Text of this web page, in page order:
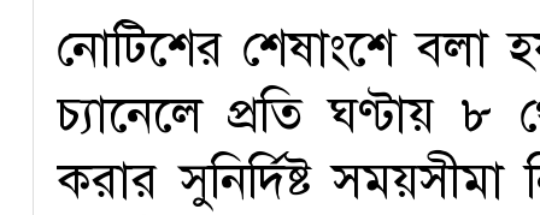
নোটিশের শেষাংশে বলা
চ্যানেলে প্রতি ঘণ্টায় ৮
করার সুনির্দিষ্ট সময়সীমা